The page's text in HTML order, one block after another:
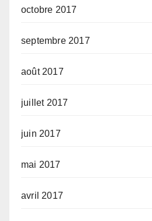
octobre 2017
septembre 2017
août 2017
juillet 2017
juin 2017
mai 2017
avril 2017